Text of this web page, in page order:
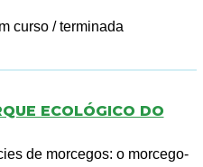
curso / terminada
ECOLÓGICO DO
de morcegos: o morcego-